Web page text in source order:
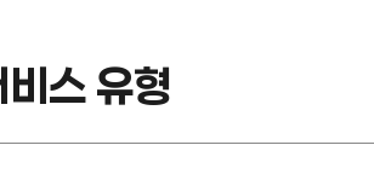
스 유형